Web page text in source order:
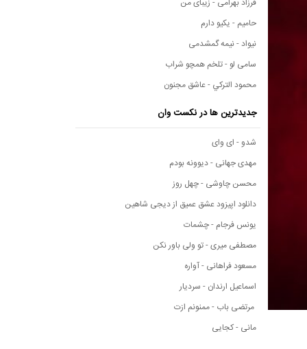
حامیم - یکیو دارم
نیواد - نیمه گمشدمی
سامی لو - تلخم همچو شراب
محمود التركي - عاشق مجنون
جدیدترین ها در نکست وان
شدو - ای وای
مهدی جهانی - دیوونه بودم
محسن چاوشی - چهل روز
دانلود اپیزود عشق عمیق از دیجی شاهین
یونس فرجام - چشمات
مصطفی میری - تو ولی باور نکن
مسعود فراهانی - آواره
اسماعیل ارندان - سردیار
مرتضی باب - ممنونم ازت
مانی - کجایی